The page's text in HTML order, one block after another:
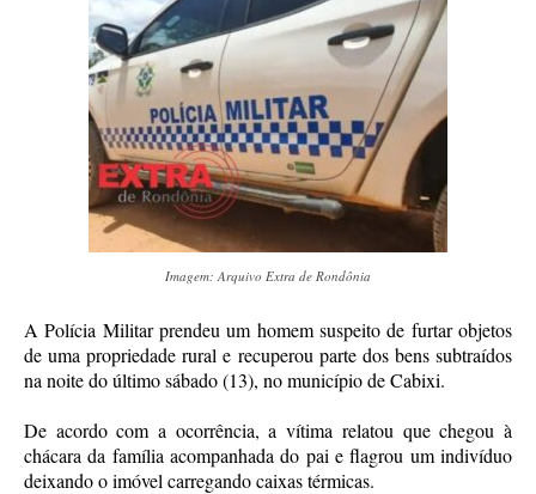
Imagem: Arquivo Extra de Rondônia
A Polícia Militar prendeu um homem suspeito de furtar objetos
de uma propriedade rural e recuperou parte dos bens subtraídos
na noite do último sábado (13), no município de Cabixi.
De acordo com a ocorrência, a vítima relatou que chegou à
chácara da família acompanhada do pai e flagrou um indivíduo
deixando o imóvel carregando caixas térmicas.